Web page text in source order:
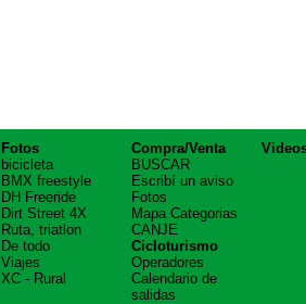
Fotos
bicicleta
BMX freestyle
DH Freeride
Dirt Street 4X
Ruta, triatlon
De todo
Viajes
XC - Rural
Compra/Venta
BUSCAR
Escribí un aviso
Fotos
Mapa Categorias
CANJE
Cicloturismo
Operadores
Calendario de
salidas